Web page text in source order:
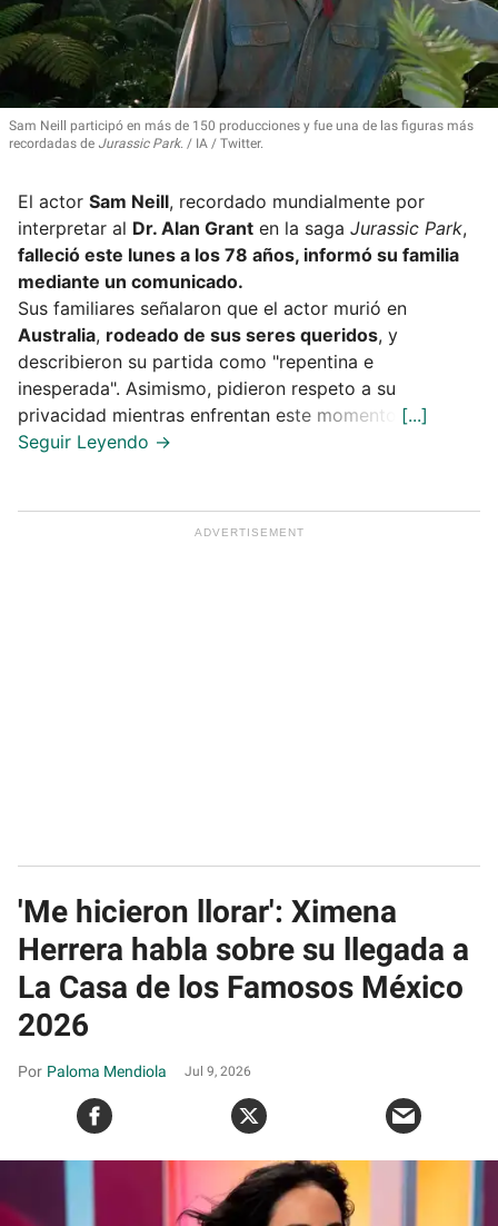
Sam Neill participó en más de 150 producciones y fue una de las figuras más
recordadas de Jurassic Park. IA / Twitter.
El actor Sam Neill, recordado mundialmente por
interpretar al Dr. Alan Grant en la saga Jurassic Park,
falleció este lunes a los 78 años, informó su familia
mediante un comunicado.
Sus familiares señalaron que el actor murió en
Australia, rodeado de sus seres queridos, y
describieron su partida como "repentina e
inesperada". Asimismo, pidieron respeto a su
privacidad mientras enfrentan este momento.
​'Me hicieron llorar': Ximena
Herrera habla sobre su llegada a
La Casa de los Famosos México
2026
Paloma Mendiola Jul 9, 2026